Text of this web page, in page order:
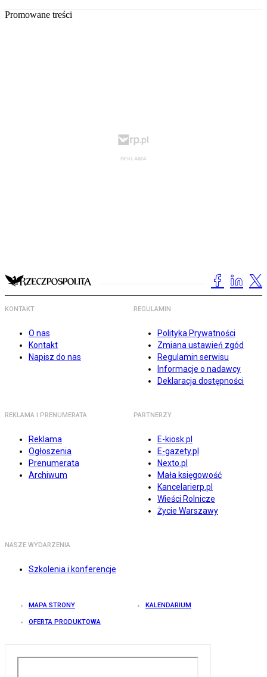
Promowane treści
KONTAKT
O nas
Kontakt
Napisz do nas
REGULAMIN
Polityka Prywatności
Zmiana ustawień zgód
Regulamin serwisu
Informacje o nadawcy
Deklaracja dostępności
REKLAMA I PRENUMERATA
Reklama
Ogłoszenia
Prenumerata
Archiwum
PARTNERZY
E-kiosk.pl
E-gazety.pl
Nexto.pl
Mała księgowość
Kancelarierp.pl
Wieści Rolnicze
Życie Warszawy
NASZE WYDARZENIA
Szkolenia i konferencje
MAPA STRONY KALENDARIUM
OFERTA PRODUKTOWA